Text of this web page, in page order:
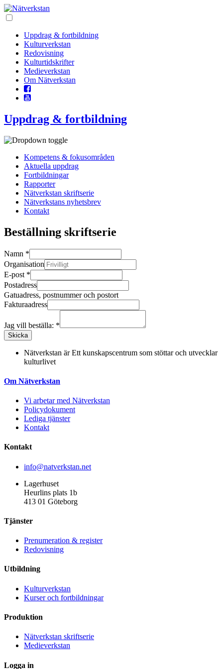
Uppdrag & fortbildning
Kultur­verkstan
Redo­visning
Kultur­tidskrifter
Medie­verkstan
Om Nätverkstan
Uppdrag & fortbildning
Kompetens & fokusområden
Aktuella uppdrag
Fortbildningar
Rapporter
Nätverkstan skriftserie
Nätverkstans nyhetsbrev
Kontakt
Beställning skriftserie
Namn *
Organisation
E-post *
Postadress
Gatuadress, postnummer och postort
Fakturaadress
Jag vill beställa: *
Skicka
Nätverkstan ärEtt kunskapscentrum som stöttar och utvecklar
kulturlivet
Om Nätverkstan
Vi arbetar med Nätverkstan
Policydokument
Lediga tjänster
Kontakt
Kontakt
info@natverkstan.net
Lagerhuset
Heurlins plats 1b
413 01 Göteborg
Tjänster
Prenumeration & register
Redovisning
Utbildning
Kulturverkstan
Kurser och fortbildningar
Produktion
Nätverkstan skriftserie
Medieverkstan
Logga in